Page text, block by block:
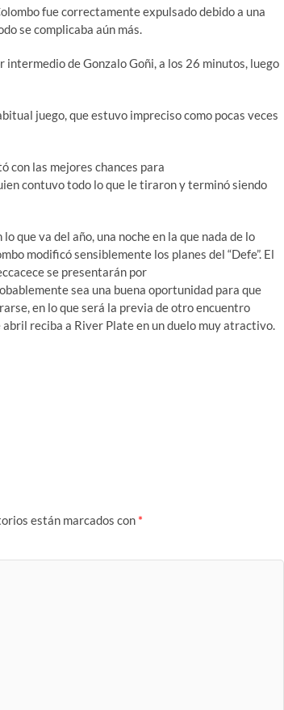
fue correctamente expulsado debido a una
se complicaba aún más.
de Gonzalo Goñi, a los 26 minutos, luego
juego, que estuvo impreciso como pocas veces
con las mejores chances para
contuvo todo lo que le tiraron y terminó siendo
que va del año, una noche en la que nada de lo
modificó sensiblemente los planes del “Defe”. El
se presentarán por
sea una buena oportunidad para que
en lo que será la previa de otro encuentro
reciba a River Plate en un duelo muy atractivo.
están marcados con *